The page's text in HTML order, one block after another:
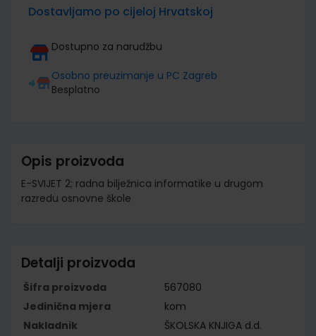
Dostavljamo po cijeloj Hrvatskoj
Dostupno za narudžbu
Osobno preuzimanje u PC Zagreb
Besplatno
Opis proizvoda
E-SVIJET 2; radna bilježnica informatike u drugom
razredu osnovne škole
Detalji proizvoda
Šifra proizvoda
567080
Jedinična mjera
kom
Nakladnik
ŠKOLSKA KNJIGA d.d.